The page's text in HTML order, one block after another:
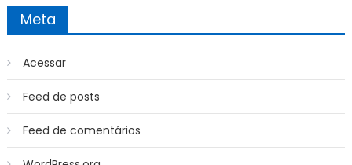
Meta
Acessar
Feed de posts
Feed de comentários